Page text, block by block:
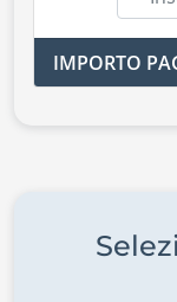
IMPORTO